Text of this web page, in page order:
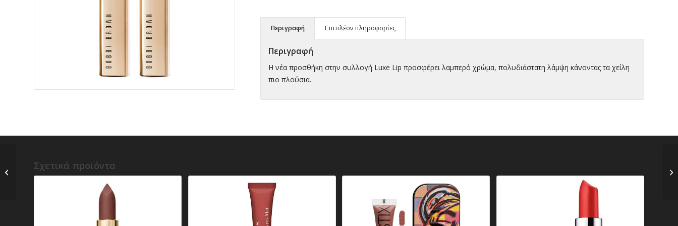
Περιγραφή Επιπλέον πληροφορίες
Περιγραφή
Η νέα προσθήκη στην συλλογή Luxe Lip προσφέρει λαμπερό χρώμα, πολυδιάστατη λάμψη κάνοντας τα χείλη
πιο πλούσια.
Σχετικά προϊόντα
ο) Huda Beauty –
Power Bullet Matte